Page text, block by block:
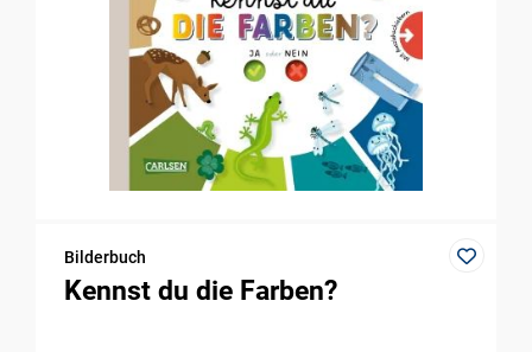
Bilderbuch
Kennst du die Farben?